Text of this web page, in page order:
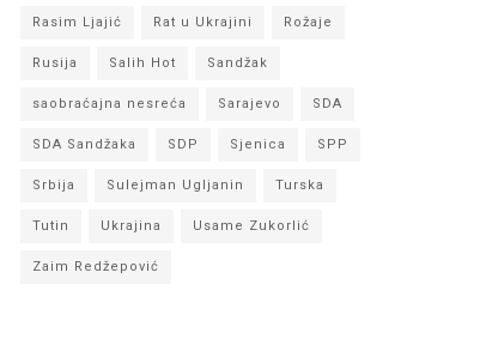
Rasim Ljajić Rat u Ukrajini Rožaje
Rusija Salih Hot Sandžak
saobraćajna nesreća Sarajevo SDA
SDA Sandžaka SDP Sjenica SPP
Srbija Sulejman Ugljanin Turska
Tutin Ukrajina Usame Zukorlić
Zaim Redžepović